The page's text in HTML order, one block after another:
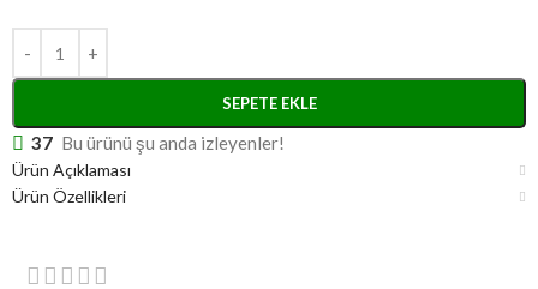
SEPETE EKLE
37 Bu ürünü şu anda izleyenler!
Ürün Açıklaması
Ürün Özellikleri